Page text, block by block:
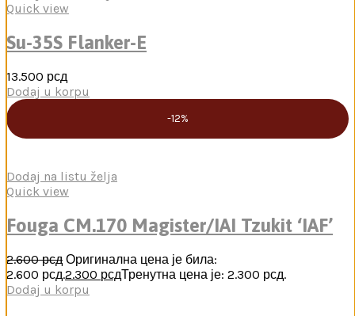
Quick view
Su-35S Flanker-E
13.500 рсд
Dodaj u korpu
-12%
Dodaj na listu želja
Quick view
Fouga CM.170 Magister/IAI Tzukit ‘IAF’
2.600рсд Оригинална цена је била:
2.600 рсд.2.300 рсдТренутна цена је: 2.300 рсд.
Dodaj u korpu